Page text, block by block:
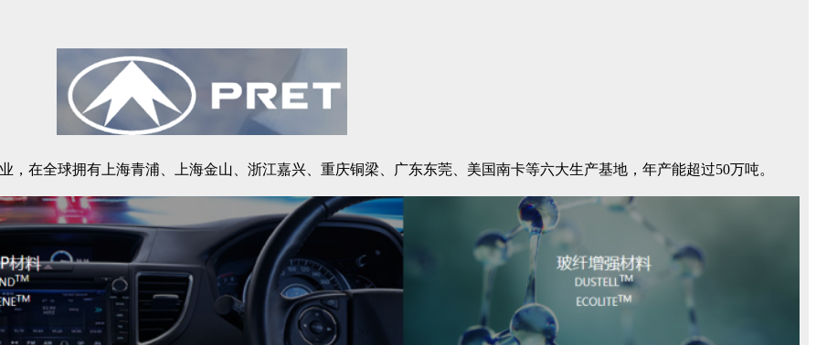
，在全球拥有上海青浦、上海金山、浙江嘉兴、重庆铜梁、广东东莞、美国南卡等六大生产基地，年产能超过50万吨。